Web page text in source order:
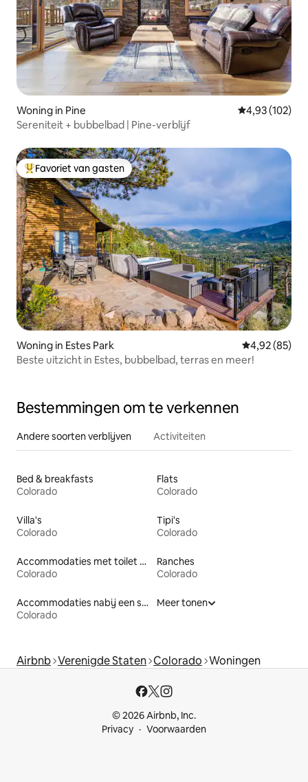
Woning in Pine Gemiddelde
4,93 (102)
Sereniteit + bubbelbad | Pine-verblijf
Topfavoriet van gasten
Favoriet van gasten
Woning in Estes Park Gemiddelde
4,92 (85)
Beste uitzicht in Estes, bubbelbad, terras en meer!
Bestemmingen om te verkennen
Andere soorten verblijven Activiteiten
Bed & breakfasts
Colorado
Flats
Colorado
Villa's
Colorado
Tipi's
Colorado
Accommodaties met toilet op toegankelijke hoogte
Colorado
Ranches
Colorado
Accommodaties nabij een strand
Colorado
Meer tonen
Airbnb Verenigde Staten Colorado Woningen
© 2026 Airbnb, Inc.
Privacy
Voorwaarden